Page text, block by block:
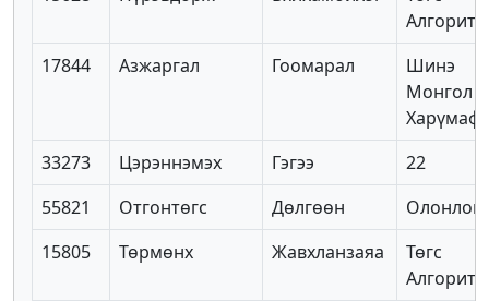
Алгоритм
17844
Азжаргал Гоомарал
Шинэ
Монгол
33273
Цэрэннэмэх Гэгээ
22
55821
Отгонтөгс Дөлгөөн
Олонлог
15805
Төрмөнх Жавхланзаяа
Төгс
Алгоритм